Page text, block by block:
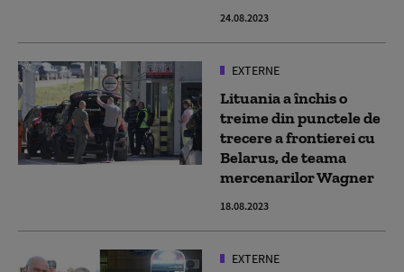
24.08.2023
EXTERNE
Lituania a închis o
treime din punctele de
trecere a frontierei cu
Belarus, de teama
mercenarilor Wagner
18.08.2023
EXTERNE